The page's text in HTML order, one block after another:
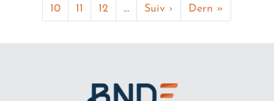
Page
10 Page
11 Page
12 … Page suivante
Suiv › Dernière page
Dern »